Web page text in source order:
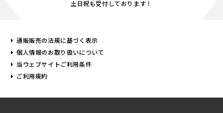
土日祝も受付しております！
通販販売の法規に基づく表示
個人情報のお取り扱いについて
当ウェブサイトご利用条件
ご利用規約